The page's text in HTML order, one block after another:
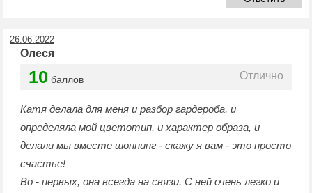
26.06.2022
Олеся
10 баллов Отлично
Катя делала для меня и разбор гардероба, и
определяла мой цветотип, и характер образа, и
делали мы вместе шоппинг - скажу я вам - это просто
счастье!
Во - первых, она всегда на связи. С ней очень легко и